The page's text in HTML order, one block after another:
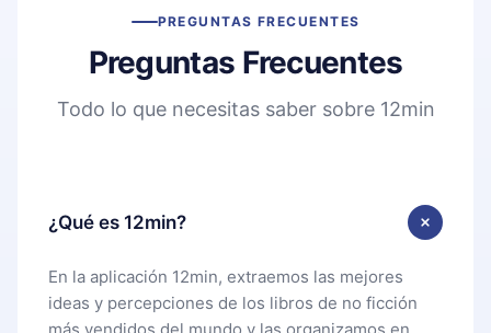
PREGUNTAS FRECUENTES
Preguntas Frecuentes
Todo lo que necesitas saber sobre 12min
¿Qué es 12min?
En la aplicación 12min, extraemos las mejores
ideas y percepciones de los libros de no ficción